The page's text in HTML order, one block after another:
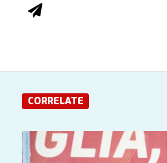
CORRELATE